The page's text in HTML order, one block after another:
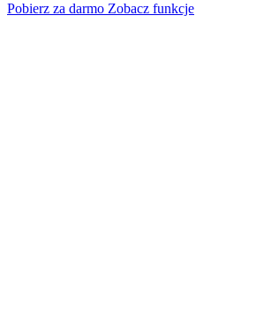
Pobierz za darmo Zobacz funkcje